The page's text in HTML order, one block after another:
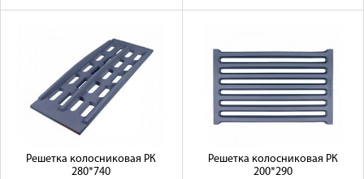
Решетка колосниковая РК
280*740
Решетка колосниковая РК
200*290